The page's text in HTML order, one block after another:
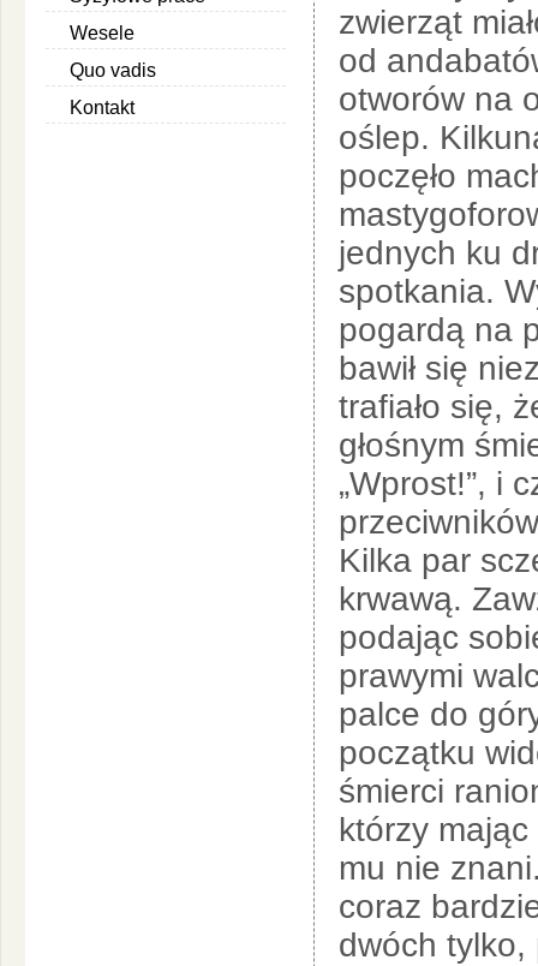
Wesele
Quo vadis
Kontakt
zwierząt
od
otworów na
oślep.
poczęło
jednych ku
spotkania.
pogardą na
bawił się
trafiało się,
głośnym
„Wprost!”, i
Kilka par
krwawą.
podając
prawymi
palce do
początku
śmierci
którzy
mu nie
coraz
dwóch